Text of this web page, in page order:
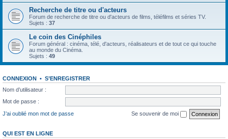
Recherche de titre ou d'acteurs
Forum de recherche de titre ou d'acteurs de films, téléfilms et séries TV.
Sujets : 37
Le coin des Cinéphiles
Forum général : cinéma, télé, d'acteurs, réalisateurs et de tout ce qui touche
au monde du Cinéma.
Sujets : 49
CONNEXION • S’ENREGISTRER
Nom d’utilisateur :
Mot de passe :
J’ai oublié mon mot de passe
Se souvenir de moi
QUI EST EN LIGNE